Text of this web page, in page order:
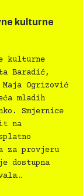
kulturne
kulturne
Baradić,
Ogrizović
mladih
Smjernice
na
za provjeru
dostupna